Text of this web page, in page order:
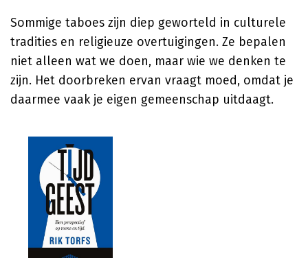
Sommige taboes zijn diep geworteld in culturele
tradities en religieuze overtuigingen. Ze bepalen
niet alleen wat we doen, maar wie we denken te
zijn. Het doorbreken ervan vraagt moed, omdat je
daarmee vaak je eigen gemeenschap uitdaagt.